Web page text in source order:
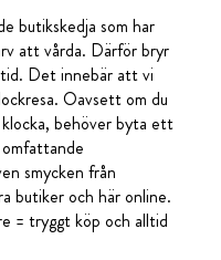
butikskedja som har
att vårda. Därför bryr
Det innebär att vi
Oavsett om du
behöver byta ett
smycken från
butiker och här online.
= tryggt köp och alltid